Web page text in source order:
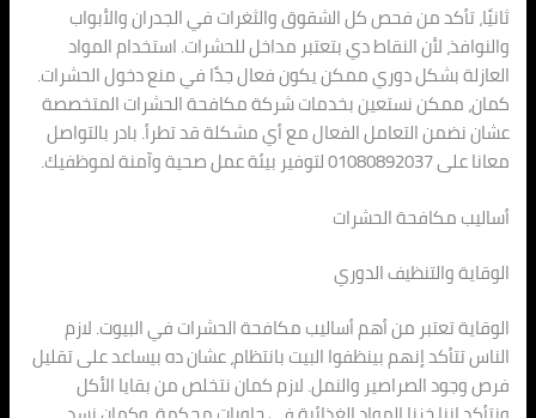
ثانيًا، تأكد من فحص كل الشقوق والثغرات في الجدران والأبواب
والنوافذ، لأن النقاط دي بتعتبر مداخل للحشرات. استخدام المواد
العازلة بشكل دوري ممكن يكون فعال جدًا في منع دخول الحشرات.
كمان، ممكن نستعين بخدمات شركة مكافحة الحشرات المتخصصة
عشان نضمن التعامل الفعال مع أي مشكلة قد تطرأ. بادر بالتواصل
معانا على 01080892037 لتوفير بيئة عمل صحية وآمنة لموظفيك.
أساليب مكافحة الحشرات
الوقاية والتنظيف الدوري
الوقاية تعتبر من أهم أساليب مكافحة الحشرات في البيوت. لازم
الناس تتأكد إنهم بينظفوا البيت بانتظام، عشان ده بيساعد على تقليل
فرص وجود الصراصير والنمل. لازم كمان نتخلص من بقايا الأكل